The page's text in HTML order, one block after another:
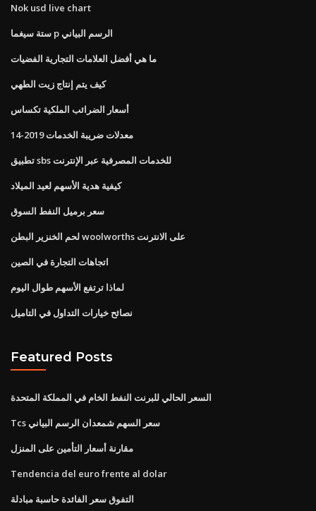
Nok usd live chart
ستة سيغما p الرسم البياني
ما هي أفضل العلامات التجارية الفضيات
كيف يتم إنتاج زيت الطهي
أسعار الضرائب الملكية تكساس
معدلات ضريبة الخدمات 2019-14
تطبيق sbs للخدمات المصرفية عبر الإنترنت
كيفية هدية الأسهم لعيد الميلاد
سعر برميل النفط السوق
لحم الخنزير البطن woolworths على الانترنت
اتجاهات التجارة في الصين
لماذا ترتفع الأسهم طوال اليوم
نصائح خيارات التداول في التاميل
Featured Posts
السعر الحالي للبرنت النفط الخام في المملكة المتحدة
Tcs سعر السهم شمعدان الرسم البياني
مقارنة أسعار التأمين على المنزل
Tendencia del euro frente al dolar
التفوق سعر الفائدة حاسبة مبادلة